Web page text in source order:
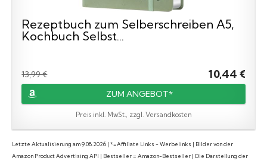
Rezeptbuch zum Selberschreiben A5,
Kochbuch Selbst...
13,99 € 10,44 €
ZUM ANGEBOT*
Preis inkl. MwSt., zzgl. Versandkosten
Letzte Aktualisierung am 9.08.2026 | *=Affiliate Links - Werbelinks | Bilder von der
Amazon Product Advertising API | Bestseller = Amazon-Bestseller | Die Darstellung der